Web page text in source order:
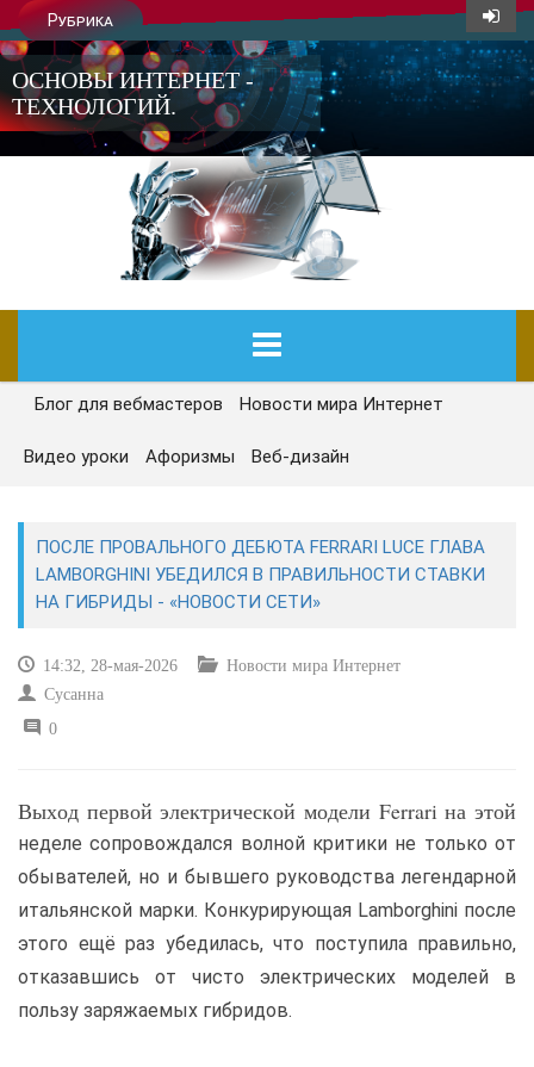
Рубрика
ОСНОВЫ ИНТЕРНЕТ -
ТЕХНОЛОГИЙ.
ГЛАВНАЯ
СЕГОДНЯ
САЙТОСТРОЕНИЕ
ИНТЕРНЕТ И СВЯЗЬ
Блог для вебмастеров Новости мира Интернет
Видео уроки Афоризмы Веб-дизайн
ПОСЛЕ ПРОВАЛЬНОГО ДЕБЮТА FERRARI LUCE ГЛАВА
LAMBORGHINI УБЕДИЛСЯ В ПРАВИЛЬНОСТИ СТАВКИ
НА ГИБРИДЫ - «НОВОСТИ СЕТИ»
14:32, 28-мая-2026
Новости мира Интернет
Сусанна
0
Выход первой электрической модели Ferrari на этой
неделе сопровождался волной критики не только от
обывателей, но и бывшего руководства легендарной
итальянской марки. Конкурирующая Lamborghini после
этого ещё раз убедилась, что поступила правильно,
отказавшись от чисто электрических моделей в
пользу заряжаемых гибридов.